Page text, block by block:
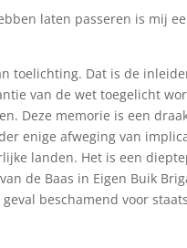
laten passeren is mij
toelichting. Dat is de
van de wet toegelicht
Deze memorie is een
enige afweging van
landen. Het is een
de Baas in Eigen Buik
beschamend voor